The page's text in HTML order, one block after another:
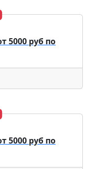
5000 руб по
5000 руб по